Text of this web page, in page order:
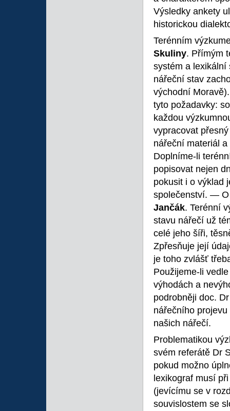
Výsledky ankety
historickou
Terénním
Skuliny. Přímým
systém a lexikální
nářeční stav
východní
tyto požadavky:
každou
vypracovat
nářeční materiál
Doplníme-li
popisovat nejen
pokusit i o výklad
společenství. — O
Jančák. Terénní
stavu nářečí už
celé jeho šíři,
Zpřesňuje její
je toho zvlášť
Použijeme-li
výhodách a
podrobněji doc.
nářečního
našich nářečí.
Problematikou
svém referátě Dr
pokud možno
lexikograf musí
(jevícímu se v
souvislostem se